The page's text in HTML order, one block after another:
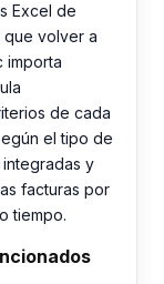
Excel de
que volver a
importa
de cada
el tipo de
y
facturas por
tiempo.